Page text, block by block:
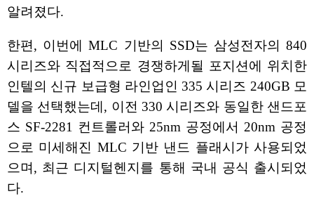
알려졌다.
한편, 이번에 MLC 기반의 SSD는 삼성전자의 840
시리즈와 직접적으로 경쟁하게될 포지션에 위치한
인텔의 신규 보급형 라인업인 335 시리즈 240GB 모
델을 선택했는데, 이전 330 시리즈와 동일한 샌드포
스 SF-2281 컨트롤러와 25nm 공정에서 20nm 공정
으로 미세해진 MLC 기반 낸드 플래시가 사용되었
으며, 최근 디지털헨지를 통해 국내 공식 출시되었
다.